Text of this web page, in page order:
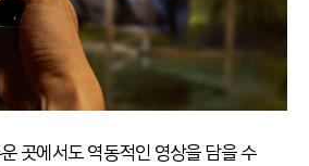
곳에서도 역동적인 영상을 담을 수